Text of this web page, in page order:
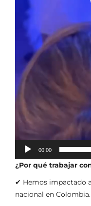
00:00
¿Por qué trabajar
✔ Hemos impactado a
nacional en Colombia.